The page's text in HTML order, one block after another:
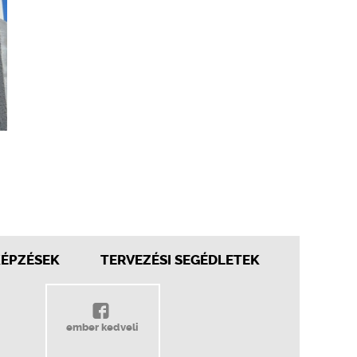
TERVEZÉSI SEGÉDLETEK
ember kedveli